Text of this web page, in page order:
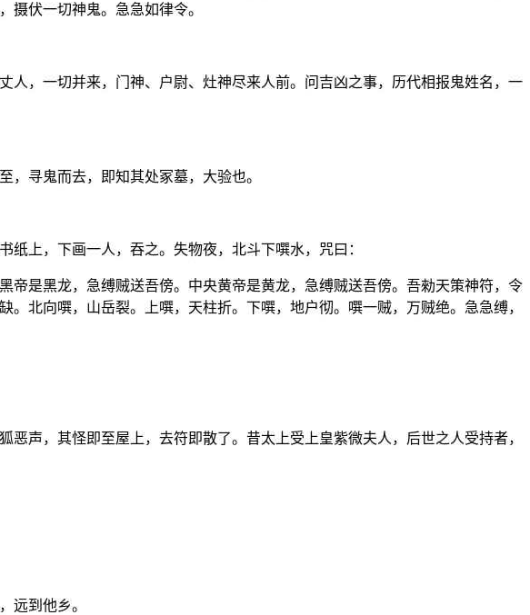
摄伏一切神鬼。急急如律令。
，一切并来，门神、户尉、灶神尽来人前。问吉凶之事，历代相报鬼姓名，一
寻鬼而去，即知其处冢墓，大验也。
上，下画一人，吞之。失物夜，北斗下噀水，咒曰：
是黑龙，急缚贼送吾傍。中央黄帝是黄龙，急缚贼送吾傍。吾勑天策神符，令
北向噀，山岳裂。上噀，天柱折。下噀，地户彻。噀一贼，万贼绝。急急缚，
声，其怪即至屋上，去符即散了。昔太上受上皇紫微夫人，后世之人受持者，
远到他乡。